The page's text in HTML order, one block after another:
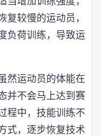
较慢的运动员，
负荷训练，导致运
然运动员的体能在
并不会马上达到赛
程中，技能训练不
式，逐步恢复技术